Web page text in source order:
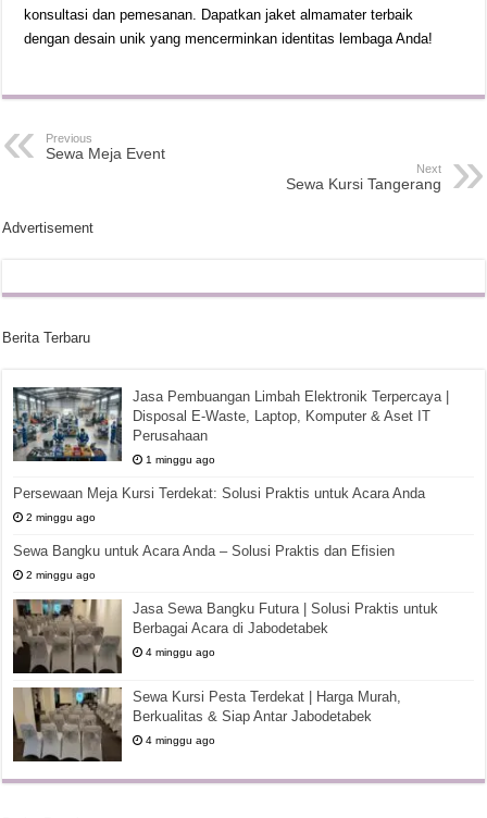
konsultasi dan pemesanan. Dapatkan jaket almamater terbaik
dengan desain unik yang mencerminkan identitas lembaga Anda!
Previous
Sewa Meja Event
Next
Sewa Kursi Tangerang
Advertisement
Berita Terbaru
Jasa Pembuangan Limbah Elektronik Terpercaya |
Disposal E-Waste, Laptop, Komputer & Aset IT
Perusahaan
1 minggu ago
Persewaan Meja Kursi Terdekat: Solusi Praktis untuk Acara Anda
2 minggu ago
Sewa Bangku untuk Acara Anda – Solusi Praktis dan Efisien
2 minggu ago
Jasa Sewa Bangku Futura | Solusi Praktis untuk
Berbagai Acara di Jabodetabek
4 minggu ago
Sewa Kursi Pesta Terdekat | Harga Murah,
Berkualitas & Siap Antar Jabodetabek
4 minggu ago